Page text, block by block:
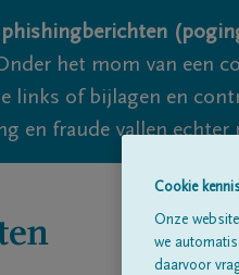
phishingberichten
het mom van een
links of bijlagen en
en fraude vallen
Cookie
Onze
we
daarvoor